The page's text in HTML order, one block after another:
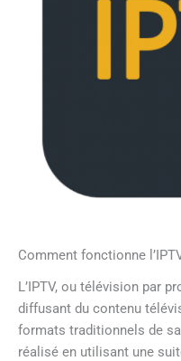
Comment fonctionne
L’IPTV, ou télévision par
diffusant du contenu
formats traditionnels de
réalisé en utilisant une